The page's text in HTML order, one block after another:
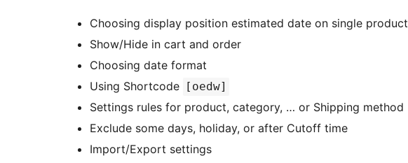
Choosing display position estimated date on single product
Show/Hide in cart and order
Choosing date format
Using Shortcode
[oedw]
Settings rules for product, category, … or Shipping method
Exclude some days, holiday, or after Cutoff time
Import/Export settings